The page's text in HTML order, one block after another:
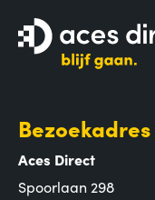
Bezoekadres
Aces Direct
Spoorlaan 298